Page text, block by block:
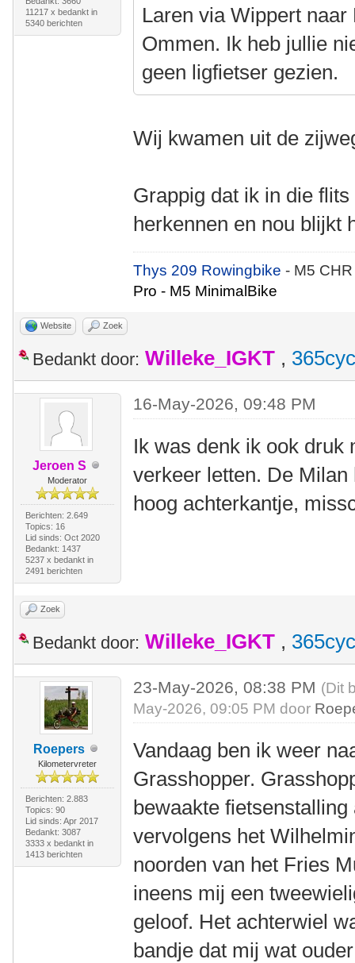
11217 x bedankt in
5340 berichten
Laren via Wippert
Ommen. Ik heb jullie
geen ligfietser gezien.
Wij kwamen uit de
Grappig dat ik in die
herkennen en nou
Thys 209 Rowingbike- M5
Pro - M5 MinimalBike
Website Zoek
Bedankt door: Willeke_IGKT ,
Jeroen S
Moderator
Berichten: 2.649
Topics: 16
Lid sinds: Oct 2020
Bedankt: 1437
5237 x bedankt in
2491 berichten
16-May-2026, 09:48 PM
Ik was denk ik ook druk
verkeer letten. De
hoog achterkantje,
Zoek
Bedankt door: Willeke_IGKT ,
Roepers
Kilometervreter
Berichten: 2.883
Topics: 90
Lid sinds: Apr 2017
Bedankt: 3087
3333 x bedankt in
1413 berichten
23-May-2026, 08:38 PM (Dit
May-2026, 09:05 PM door
Vandaag ben ik weer
Grasshopper.
bewaakte
vervolgens het
noorden van het Fries
ineens mij een
geloof. Het achterwiel
bandje dat mij wat